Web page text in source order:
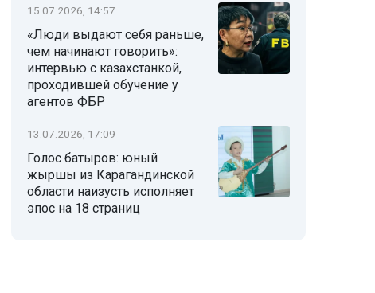
15.07.2026, 14:57
«Люди выдают себя раньше,
чем начинают говорить»:
интервью с казахстанкой,
проходившей обучение у
агентов ФБР
13.07.2026, 17:09
Голос батыров: юный
жыршы из Карагандинской
области наизусть исполняет
эпос на 18 страниц